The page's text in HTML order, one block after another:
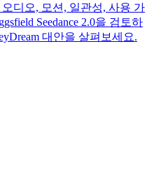
디오, 모션, 일관성, 사용 가
Seedance 2.0을 검토하
대안을 살펴보세요.